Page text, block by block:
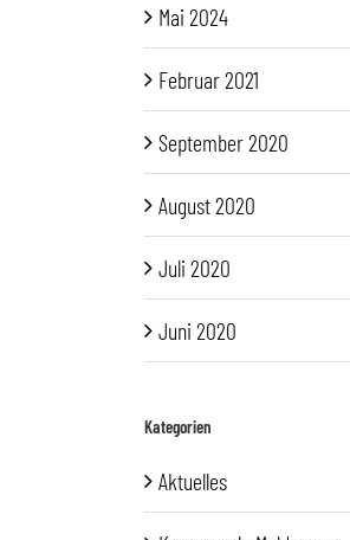
Mai 2024
Februar 2021
September 2020
August 2020
Juli 2020
Juni 2020
Kategorien
Aktuelles